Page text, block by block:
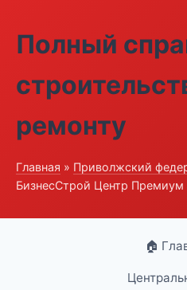
Полный
ремонту
Главная » Приволжский
БизнесСтрой Центр Премиум
🏠